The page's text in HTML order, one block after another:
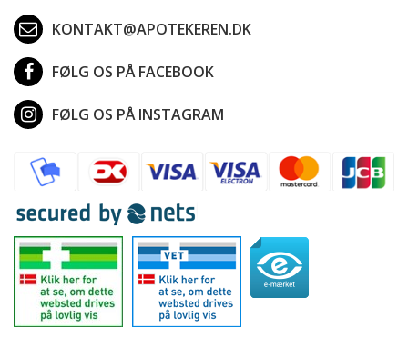
KONTAKT@APOTEKEREN.DK
FØLG OS PÅ FACEBOOK
FØLG OS PÅ INSTAGRAM